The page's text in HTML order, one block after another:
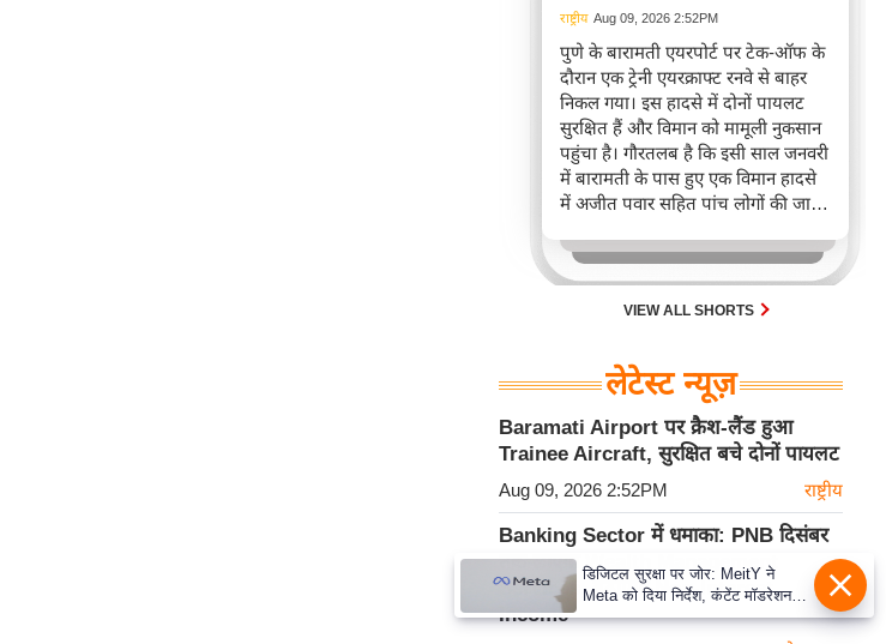
राष्ट्रीय Aug 09, 2026 2:52PM
पुणे के बारामती एयरपोर्ट पर टेक-ऑफ के
दौरान एक ट्रेनी एयरक्राफ्ट रनवे से बाहर
निकल गया। इस हादसे में दोनों पायलट
सुरक्षित हैं और विमान को मामूली नुकसान
पहुंचा है। गौरतलब है कि इसी साल जनवरी
में बारामती के पास हुए एक विमान हादसे
में अजीत पवार सहित पांच लोगों की जान
VIEW ALL SHORTS
लेटेस्ट न्यूज़
Baramati Airport पर क्रैश-लैंड हुआ
Trainee Aircraft, सुरक्षित बचे दोनों पायलट
Aug 09, 2026 2:52PM राष्ट्रीय
Banking Sector में धमाका: PNB दिसंबर
तक लाएगा Wealth Management
Services, बढ़ाएगा Non-Interest
Income
डिजिटल सुरक्षा पर जोर: MeitY ने
Meta को दिया निर्देश, कंटेंट मॉडरेशन
मजबूत करे